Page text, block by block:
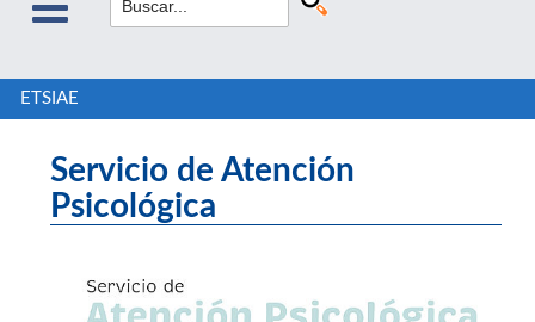
ETSIAE
Servicio de Atención
Psicológica